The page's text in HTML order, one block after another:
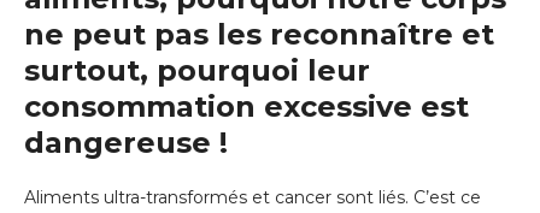
ne peut pas les reconnaître et
surtout, pourquoi leur
consommation excessive est
dangereuse !
Aliments ultra-transformés et cancer sont liés. C’est ce